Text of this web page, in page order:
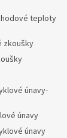
teploty
zkoušky
únavy-
únavy
únavy